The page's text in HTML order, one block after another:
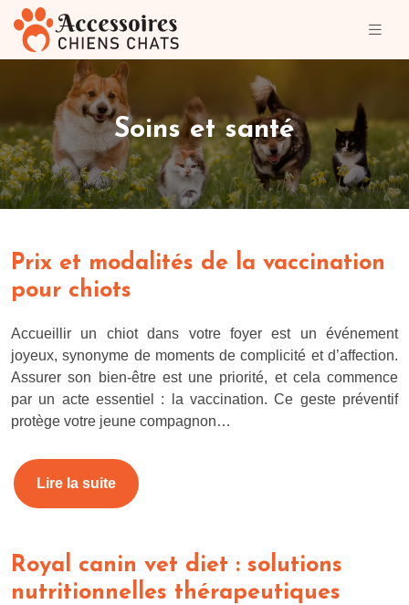
Soins et santé
Prix et modalités de la vaccination
pour chiots
Accueillir un chiot dans votre foyer est un événement
joyeux, synonyme de moments de complicité et d’affection.
Assurer son bien-être est une priorité, et cela commence
par un acte essentiel : la vaccination. Ce geste préventif
protège votre jeune compagnon…
Lire la suite
Royal canin vet diet : solutions
nutritionnelles thérapeutiques